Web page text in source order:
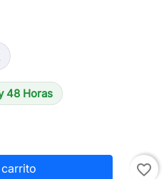
48 Horas
favorite_border